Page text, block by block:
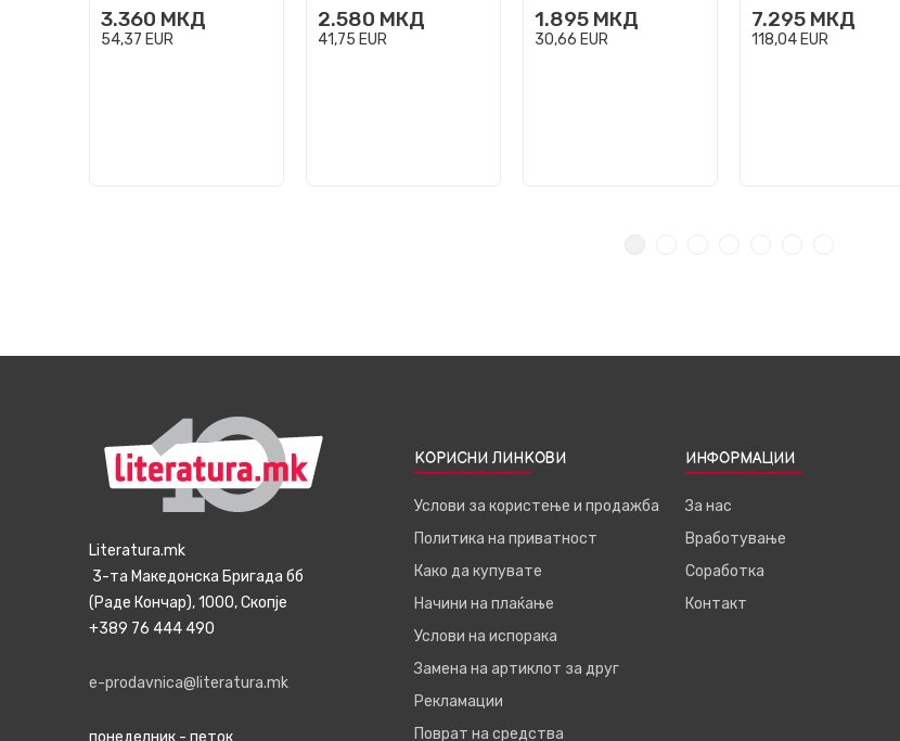
цреша
3.360 МКД
54,37 EUR
дрво - цреша
2.580 МКД
41,75 EUR
1.895 МКД
30,66 EUR
светла, 82cm
7.295 МКД
118,04 EUR
Literatura.mk
3-та Македонска Бригада бб
(Раде Кончар), 1000, Скопје
+389 76 444 490
e-prodavnica@literatura.mk
понеделник - петок
КОРИСНИ ЛИНКОВИ
Услови за користење и продажба
Политика на приватност
Како да купувате
Начини на плаќање
Услови на испорака
Замена на артиклот за друг
Рекламации
Поврат на средства
ИНФОРМАЦИИ
За нас
Вработување
Соработка
Контакт